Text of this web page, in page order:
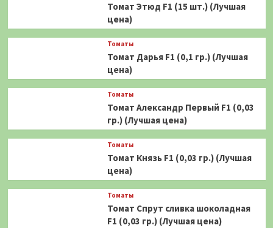
Томат Этюд F1 (15 шт.) (Лучшая
цена)
Томаты
Томат Дарья F1 (0,1 гр.) (Лучшая
цена)
Томаты
Томат Александр Первый F1 (0,03
гр.) (Лучшая цена)
Томаты
Томат Князь F1 (0,03 гр.) (Лучшая
цена)
Томаты
Томат Спрут сливка шоколадная
F1 (0,03 гр.) (Лучшая цена)